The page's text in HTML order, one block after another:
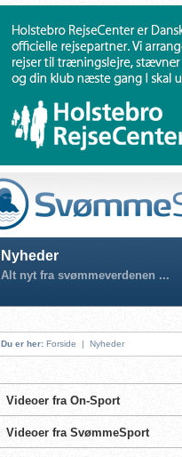
Nyheder
Alt nyt fra svømmeverdenen ...
Du er her: Forside | Nyheder
Videoer fra On-Sport
Videoer fra SvømmeSport